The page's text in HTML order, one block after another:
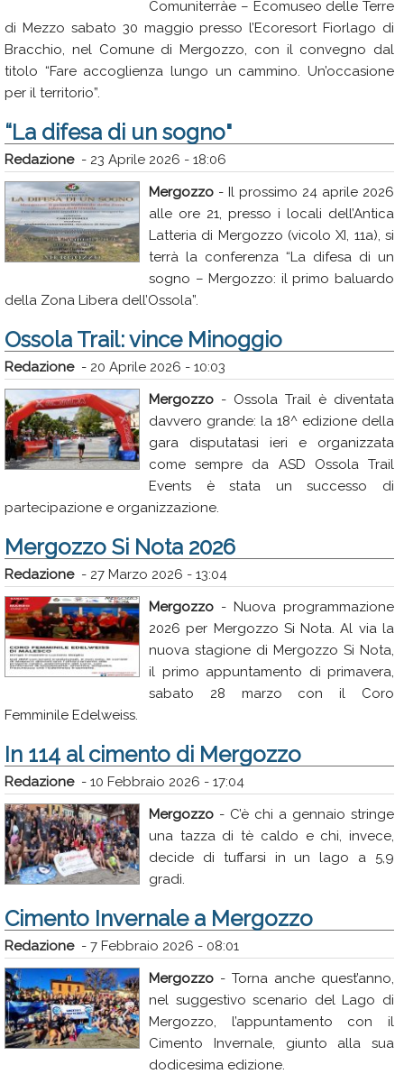
Comuniterràe – Ecomuseo delle Terre
di Mezzo sabato 30 maggio presso l’Ecoresort Fiorlago di
Bracchio, nel Comune di Mergozzo, con il convegno dal
titolo “Fare accoglienza lungo un cammino. Un’occasione
per il territorio”.
“La difesa di un sogno"
Redazione- 23 Aprile 2026 - 18:06
Mergozzo - Il prossimo 24 aprile 2026
alle ore 21, presso i locali dell’Antica
Latteria di Mergozzo (vicolo XI, 11a), si
terrà la conferenza “La difesa di un
sogno – Mergozzo: il primo baluardo
della Zona Libera dell’Ossola”.
Ossola Trail: vince Minoggio
Redazione- 20 Aprile 2026 - 10:03
Mergozzo - Ossola Trail è diventata
davvero grande: la 18^ edizione della
gara disputatasi ieri e organizzata
come sempre da ASD Ossola Trail
Events è stata un successo di
partecipazione e organizzazione.
Mergozzo Si Nota 2026
Redazione- 27 Marzo 2026 - 13:04
Mergozzo - Nuova programmazione
2026 per Mergozzo Si Nota. Al via la
nuova stagione di Mergozzo Si Nota,
il primo appuntamento di primavera,
sabato 28 marzo con il Coro
Femminile Edelweiss.
In 114 al cimento di Mergozzo
Redazione- 10 Febbraio 2026 - 17:04
Mergozzo - C’è chi a gennaio stringe
una tazza di tè caldo e chi, invece,
decide di tuffarsi in un lago a 5,9
gradi.
Cimento Invernale a Mergozzo
Redazione- 7 Febbraio 2026 - 08:01
Mergozzo - Torna anche quest’anno,
nel suggestivo scenario del Lago di
Mergozzo, l’appuntamento con il
Cimento Invernale, giunto alla sua
dodicesima edizione.